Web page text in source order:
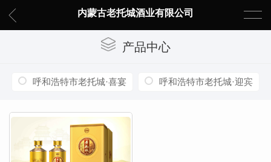
内蒙古老托城酒业有限公司
产品中心
呼和浩特市老托城·喜宴 呼和浩特市老托城·迎宾